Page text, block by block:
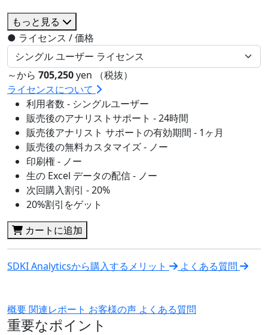
もっと見る
● ライセンス / 価格
～から 705,250yen （税抜）
ライセンスについて
利用者数 - シングルユーザー
販売後のアナリストサポート - 24時間
販売後アナリスト サポートの有効期間 - 1ヶ月
販売後の無料カスタマイズ - ノー
印刷権 - ノー
生の Excel データの配信 - ノー
次回購入割引 - 20%
20%割引をゲット
カートに追加
SDKI Analyticsから購入するメリット よくある質問
概要関連レポート お客様の声 よくある質問
重要なポイント